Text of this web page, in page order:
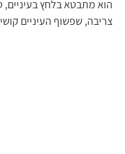
הוא מתבטא בלחץ בעיניים,
צריבה, שפשוף העיניים